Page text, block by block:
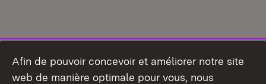
Afin de pouvoir concevoir et améliorer notre site
web de manière optimale pour vous, nous